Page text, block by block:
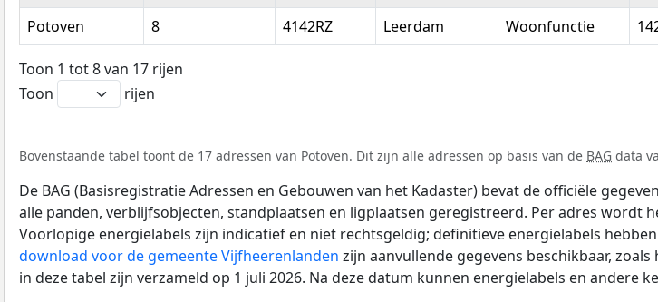
Potoven
8 4142RZ Leerdam Woonfunctie
Toon 1 tot 8 van 17 rijen
Toon
rijen
Bovenstaande tabel toont de 17 adressen van Potoven. Dit zijn alle adressen op basis van de BAG data
De BAG (Basisregistratie Adressen en Gebouwen van het Kadaster) bevat de officiële
alle panden, verblijfsobjecten, standplaatsen en ligplaatsen geregistreerd. Per adres wordt
Voorlopige energielabels zijn indicatief en niet rechtsgeldig; definitieve energielabels
download voor de gemeente Vijfheerenlanden zijn aanvullende gegevens beschikbaar,
in deze tabel zijn verzameld op 1 juli 2026. Na deze datum kunnen energielabels en andere